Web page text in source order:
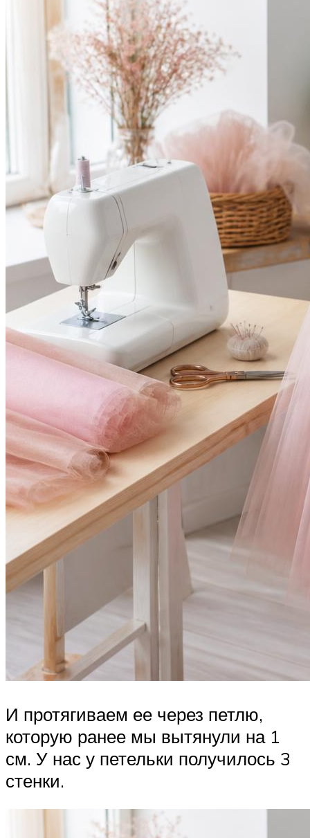
И протягиваем ее через петлю,
которую ранее мы вытянули на 1
см. У нас у петельки получилось 3
стенки.